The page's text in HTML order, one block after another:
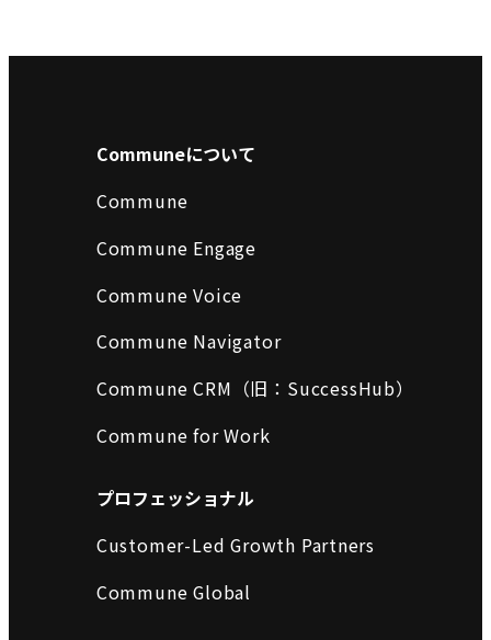
Communeについて
Commune
Commune Engage
Commune Voice
Commune Navigator
Commune CRM（旧：SuccessHub）
Commune for Work
プロフェッショナル
Customer-Led Growth Partners
Commune Global